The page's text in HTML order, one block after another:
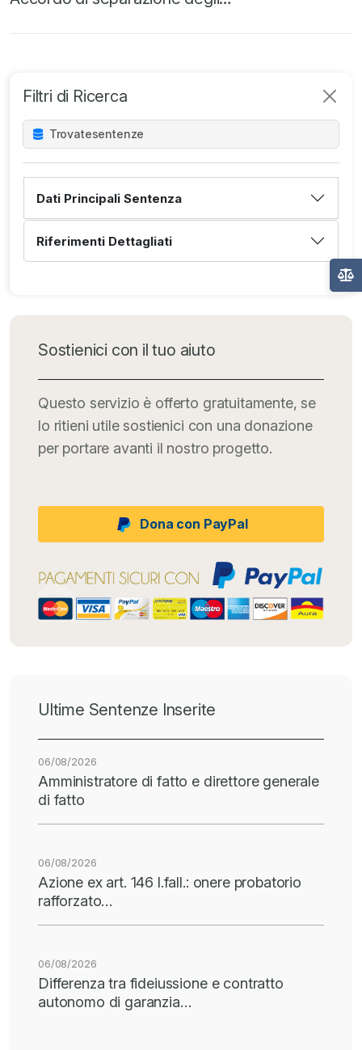
Filtri di Ricerca
Trovatesentenze
Dati Principali Sentenza
Riferimenti Dettagliati
Sostienici con il tuo aiuto
Questo servizio è offerto gratuitamente, se
lo ritieni utile sostienici con una donazione
per portare avanti il nostro progetto.
Dona con PayPal
Ultime Sentenze Inserite
06/08/2026
Amministratore di fatto e direttore generale
di fatto
06/08/2026
Azione ex art. 146 l.fall.: onere probatorio
rafforzato…
06/08/2026
Differenza tra fideiussione e contratto
autonomo di garanzia…